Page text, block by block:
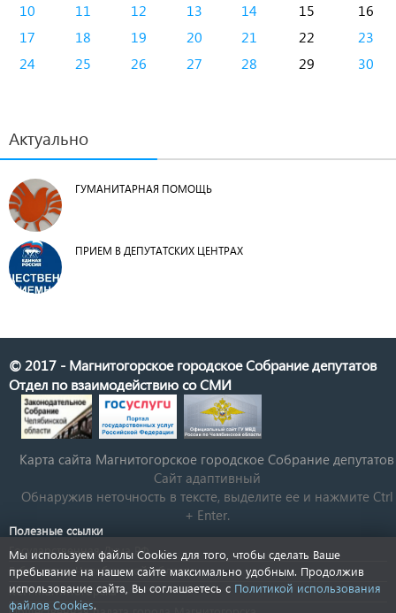
10
11 12 13 14 15
16
17
18 19 20 21 22
23
24
25 26 27 28 29 30
Актуально
ГУМАНИТАРНАЯ ПОМОЩЬ
ПРИЕМ В ДЕПУТАТСКИХ ЦЕНТРАХ
© 2017 - Магнитогорское городское Собрание депутатов
Отдел по взаимодействию со СМИ
Карта сайта Магнитогорское городское Cобрание депутатов
Сайт адаптивный
Обнаружив неточность в тексте, выделите ее и нажмите Ctrl
+ Enter.
Полезные ссылки
Государственная Дума РФ
Губернатор Челябинской области
КСП Магнитогорска
Мы используем файлы Cookies для того, чтобы сделать Ваше
пребывание на нашем сайте максимально удобным. Продолжив
использование сайта, Вы соглашаетесь с Политикой использования
файлов Cookies.